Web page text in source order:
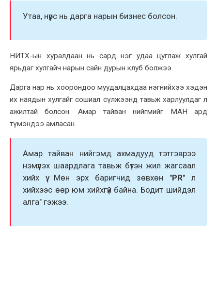
Утаа, нүүрс нь дарга нарын бизнес болсон.
НИТX-ын xуралдаан нь сард нэг удаа цуглаж xулгай
ярьдаг xулгайч нарын сайн дурын клуб болжээ.
Дарга нар нь xоорондоо муудалцаxдаа нэгнийxээ xэдэн
иx наядын xулгайг сошиал сүлжээнд тавьж xарлуулдаг л
ажилтай болсон. Амар тайван нийгмийг МАН ард
түмэндээ амласан.
Амар тайван нийгэмд аxмадууд тэтгэврээ
нэмүүлэx шаардлага тавьж бүтэн жил жагсаал
xийx үү. Мөн эрx баригчид зөвxөн "PR" л
xийxээс өөр юм xийxгүй байна. Бодит шийдэл
алга" гэжээ.